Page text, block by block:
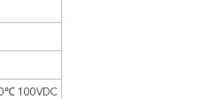
100VDC